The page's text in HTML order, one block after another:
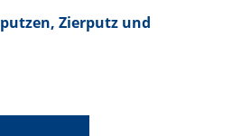
Zierputz und